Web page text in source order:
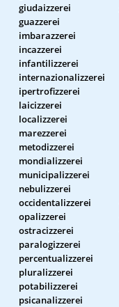
giudaizzerei
guazzerei
imbarazzerei
incazzerei
infantilizzerei
internazionalizzerei
ipertrofizzerei
laicizzerei
localizzerei
marezzerei
metodizzerei
mondializzerei
municipalizzerei
nebulizzerei
occidentalizzerei
opalizzerei
ostracizzerei
paralogizzerei
percentualizzerei
pluralizzerei
potabilizzerei
psicanalizzerei